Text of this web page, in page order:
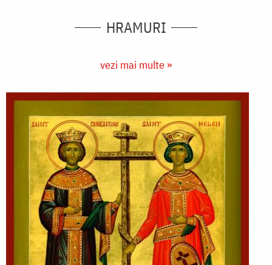
HRAMURI
vezi mai multe »